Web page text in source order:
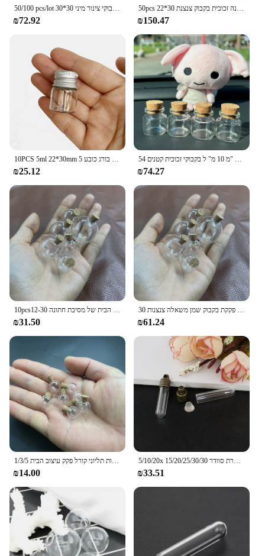
50/100 pcs/lot 30*30 מ "מ 10 מ" ל פקקים בקבוקי זכוכית קטנים דקורטיביים בקבוקון זכוכית קטנה דקורטיבית בקבוקי צינור מיני
₪72.92
50pcs 22*30 מ "מ 5 מ" ל מיני בקבוק זכוכית המחסן צנצנות עם כובע בורג עיצוב חתונה זכוכית בקבוק צנצנת
₪150.47
10PCS 5ml 22*30mm זעיר מיני קטן זכוכית צנצנות בקבוקי אחסון צנצנת בית מטבח עם בורג כובע 5ml
₪25.12
54 יח '105 מחשבים צנצנות זכוכית קטנה וחמודה צנצנות זעירות 16*30 מ "מ 10 מ" ל בקבוקי זכוכית קטנים
₪74.27
₪31.50 ₪61.24
₪14.00 ₪33.51